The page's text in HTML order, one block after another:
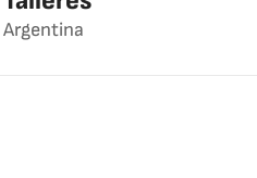
Argentina